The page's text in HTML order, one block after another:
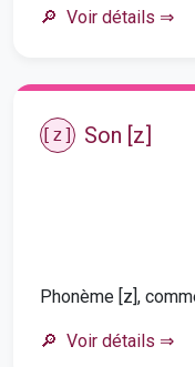
Voir détails ⇒
[z] Son [z]
Phonème [z],
Voir détails ⇒